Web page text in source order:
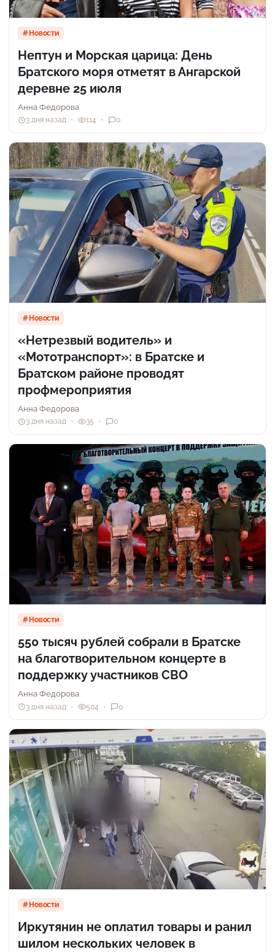
Новости
Нептун и Морская царица: День
Братского моря отметят в Ангарской
деревне 25 июля
Анна Федорова
3 дня назад 114 0
Новости
«Нетрезвый водитель» и
«Мототранспорт»: в Братске и
Братском районе проводят
профмероприятия
Анна Федорова
3 дня назад 35 0
Новости
550 тысяч рублей собрали в Братске
на благотворительном концерте в
поддержку участников СВО
Анна Федорова
3 дня назад 504 0
Новости
Иркутянин не оплатил товары и ранил
шилом нескольких человек в